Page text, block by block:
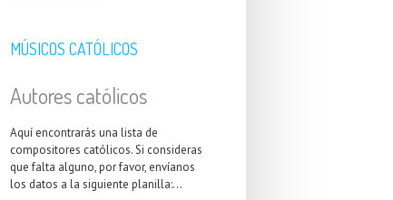
MÚSICOS CATÓLICOS
Autores católicos
Aquí encontrarás una lista de
compositores católicos. Si consideras
que falta alguno, por favor, envíanos
los datos a la siguiente planilla:...